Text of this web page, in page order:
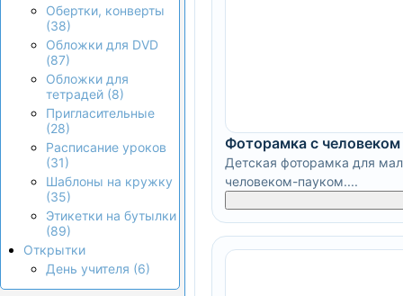
Обертки, конверты
(38)
Обложки для DVD
(87)
Обложки для
тетрадей (8)
Пригласительные
(28)
Расписание уроков
(31)
Шаблоны на кружку
(35)
Этикетки на бутылки
(89)
Открытки
День учителя (6)
Фоторамка с
Детская фоторамка для
человеком-пауком....